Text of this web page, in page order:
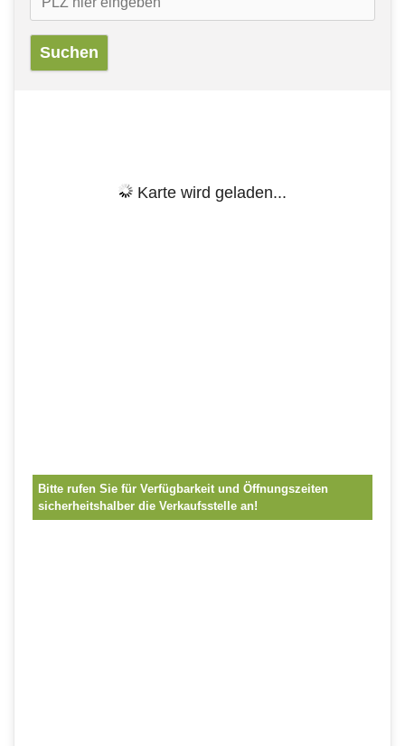
Karte wird geladen...
Bitte rufen Sie für Verfügbarkeit und Öffnungszeiten
sicherheitshalber die Verkaufsstelle an!